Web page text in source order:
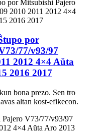
por
77/v93/97
2012 4×4 Aŭta
2016 2017
bona prezo. Sen tro
altan kost-efikecon.
V73/77/v93/97
4×4 Aŭta Aro 2013